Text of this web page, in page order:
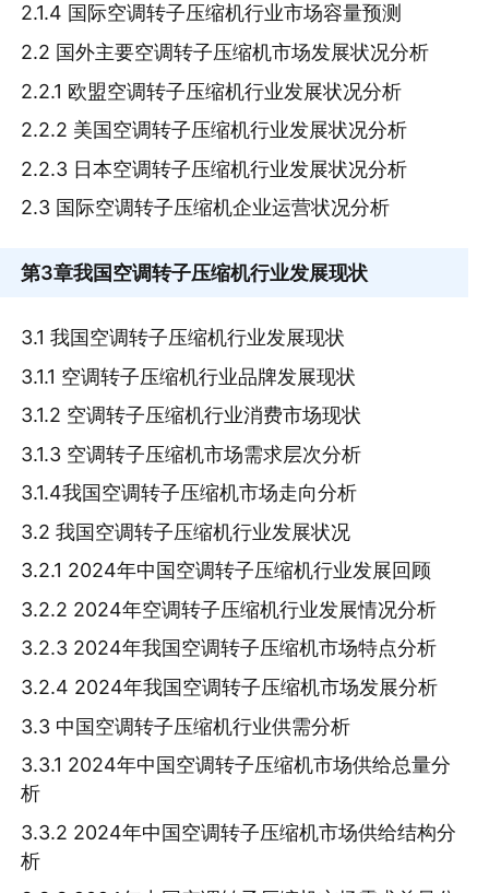
2.1.4 国际空调转子压缩机行业市场容量预测
2.2 国外主要空调转子压缩机市场发展状况分析
2.2.1 欧盟空调转子压缩机行业发展状况分析
2.2.2 美国空调转子压缩机行业发展状况分析
2.2.3 日本空调转子压缩机行业发展状况分析
2.3 国际空调转子压缩机企业运营状况分析
第3章我国空调转子压缩机行业发展现状
3.1 我国空调转子压缩机行业发展现状
3.1.1 空调转子压缩机行业品牌发展现状
3.1.2 空调转子压缩机行业消费市场现状
3.1.3 空调转子压缩机市场需求层次分析
3.1.4我国空调转子压缩机市场走向分析
3.2 我国空调转子压缩机行业发展状况
3.2.1 2024年中国空调转子压缩机行业发展回顾
3.2.2 2024年空调转子压缩机行业发展情况分析
3.2.3 2024年我国空调转子压缩机市场特点分析
3.2.4 2024年我国空调转子压缩机市场发展分析
3.3 中国空调转子压缩机行业供需分析
3.3.1 2024年中国空调转子压缩机市场供给总量分
析
3.3.2 2024年中国空调转子压缩机市场供给结构分
析